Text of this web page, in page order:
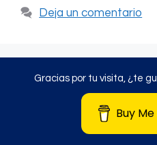
Deja un comentario
Gracias por tu visita, ¿te
Buy